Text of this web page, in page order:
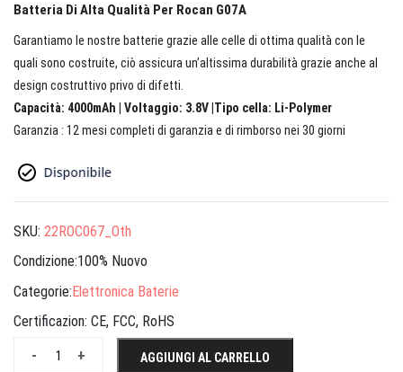
Batteria Di Alta Qualità Per Rocan G07A
Garantiamo le nostre batterie grazie alle celle di ottima qualità con le
quali sono costruite, ciò assicura un’altissima durabilità grazie anche al
design costruttivo privo di difetti.
Capacità: 4000mAh | Voltaggio: 3.8V |Tipo cella: Li-Polymer
Garanzia : 12 mesi completi di garanzia e di rimborso nei 30 giorni
SKU: 22ROC067_Oth
Condizione:100% Nuovo
Categorie:Elettronica Baterie
Certificazion: CE, FCC, RoHS
+
- AGGIUNGI AL CARRELLO